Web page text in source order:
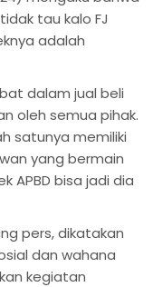
tau kalo FJ
adalah
dalam jual beli
oleh semua pihak.
satunya memiliki
yang bermain
APBD bisa jadi dia
pers, dikatakan
dan wahana
kegiatan